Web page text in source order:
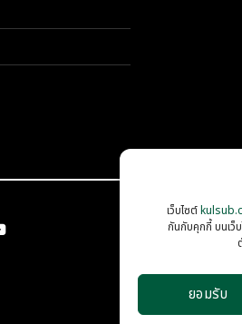
เว็บไซต์
กันกับคุกกี้ บนเว็บ
ยอมรับ